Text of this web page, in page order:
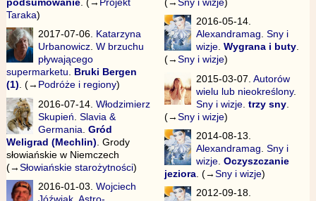
podsumowanie. (→ Projekt
Taraka)
2017-07-06. Katarzyna
Urbanowicz.W brzuchu
pływającego
supermarketu. Bruki Bergen
(1). (→ Podróże i regiony)
2016-07-14.Włodzimierz
Skupień .Slavia &
Germania .Gród
Weligrad (Mechlin) . Grody
słowiańskie w Niemczech
(→Słowiańskie starożytności)
2016-01-03.Wojciech
Jóźwiak Astro-
(→Sny i wizje)
2016-05-14.
Alexandramag.Sny i
wizje.Wygrana i buty.
(→Sny i wizje)
2015-03-07.Autorów
wielu lub nieokreślony.
Sny i wizje .trzy sny
(→Sny i wizje)
2014-08-13.
Alexandramag .Sny i
wizje .Oczyszczanie
jeziora. (→Sny i wizje)
2012-09-18.